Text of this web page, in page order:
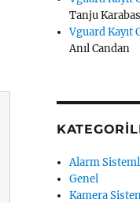
Tanju Karabas
Vguard Kayıt
Anıl Candan
Alarm
Genel
Kamera